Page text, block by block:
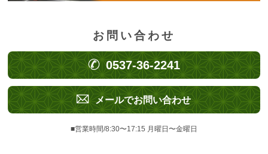
お問い合わせ
0537-36-2241
メールでお問い合わせ
■営業時間/8:30〜17:15 月曜日〜金曜日